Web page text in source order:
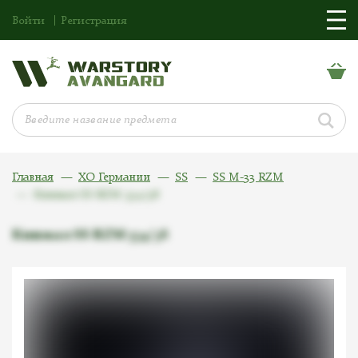
Войти Регистрация
Главная ХО Германии SS
SS M-33 RZM
Кинжал SS RZM 534/38